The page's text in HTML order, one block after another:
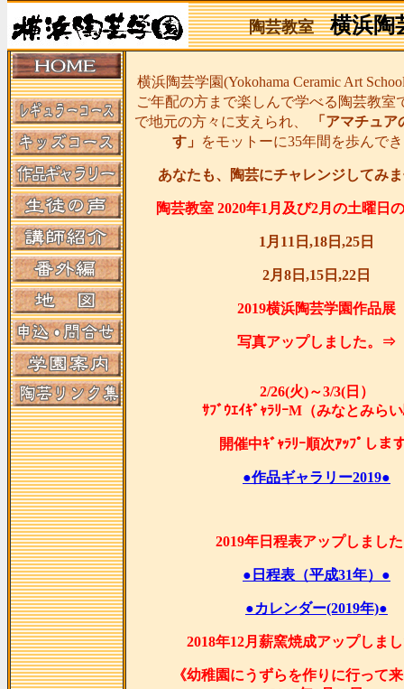
陶芸教室 横浜陶
横浜陶芸学園(Yokohama Ceramic Art
ご年配の方まで楽しんで学べる陶芸教室
で地元の方々に支えられ、
「アマチュ
す」
をモットーに35年間を歩んで
あなたも、陶芸にチャレンジしてみ
陶芸教室 2020年1月及び2月の土曜日
1月11日,18日,25日
2月8日,15日,22日
2019横浜陶芸学園作品展
写真アップしました。⇒
2/26(火)～3/3(日）
ｻﾌﾞｳｴｲｷﾞｬﾗﾘｰM（みなとみら
開催中ｷﾞｬﾗﾘｰ順次ｱｯﾌﾟしま
●作品ギャラリー2019●
2019年日程表アップしまし
●日程表（平成31年）●
●カレンダー(2019年)●
2018年12月薪窯焼成アップしま
《幼稚園にうずらを作りに行って